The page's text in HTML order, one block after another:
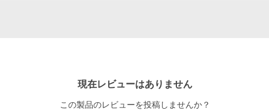
現在レビューはありません
この製品のレビューを投稿しませんか？